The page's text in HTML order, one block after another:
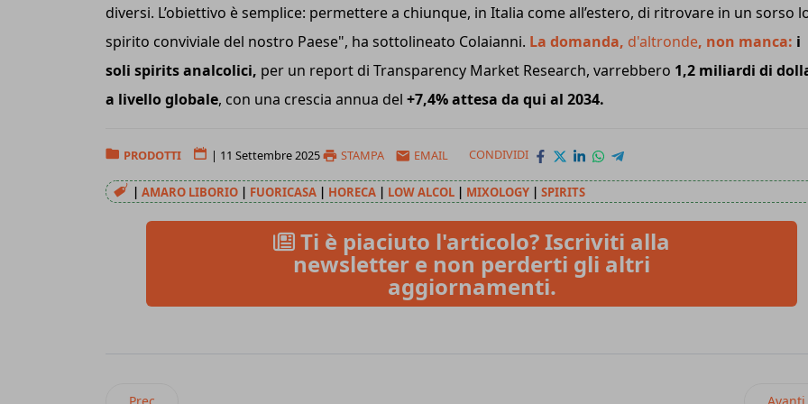
diversi. L’obiettivo è semplice: permettere a chiunque, in Italia come all’estero, di ritrovare in un sorso
spirito conviviale del nostro Paese", ha sottolineato Colaianni. La domanda, d'altronde, non manca: i
soli spirits analcolici, per un report di Transparency Market Research, varrebbero 1,2 miliardi di
a livello globale, con una crescia annua del +7,4% attesa da qui al 2034.
PRODOTTI | 11 Settembre 2025 STAMPA EMAIL CONDIVIDI
| AMARO LIBORIO | FUORICASA | HORECA | LOW ALCOL | MIXOLOGY | SPIRITS
Ti è piaciuto l'articolo? Iscriviti alla
newsletter e non perderti gli altri
aggiornamenti.
Articolo precedente: Acqua Mood lancia la lattina Eco con tappo apri e chiudi
Prec Avanti